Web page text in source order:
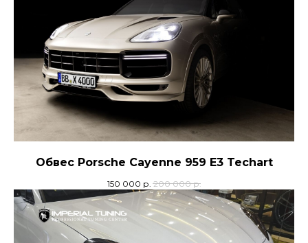
Обвес Porsche Cayenne 959 E3 Techart
150 000 р. 200 000 р.